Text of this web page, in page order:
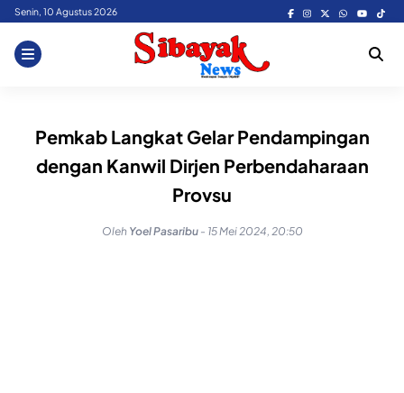
Skip
content
Senin, 10 Agustus 2026
Pemkab Langkat Gelar Pendampingan
dengan Kanwil Dirjen Perbendaharaan
Provsu
Oleh Yoel Pasaribu - 15 Mei 2024, 20:50